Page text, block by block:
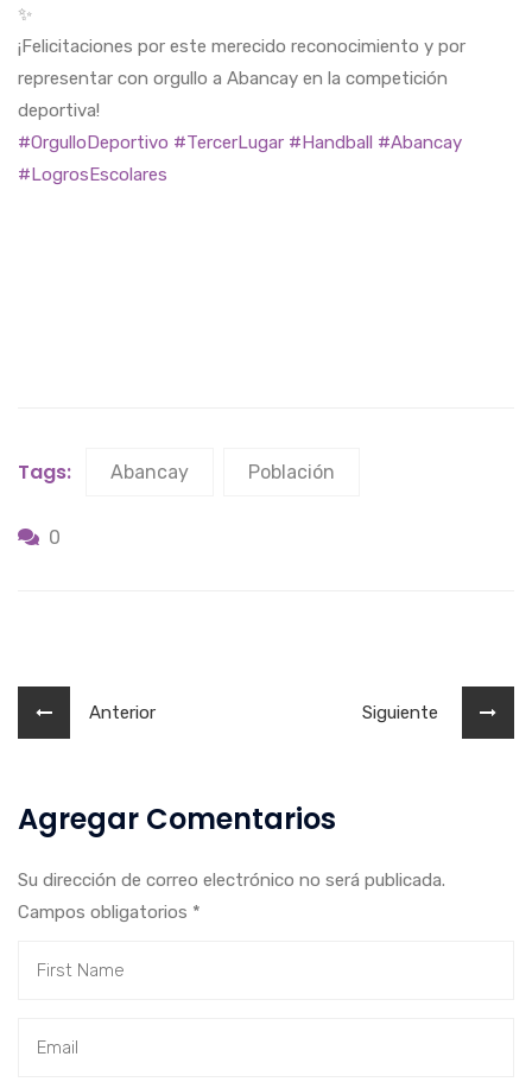
¡Felicitaciones por este merecido reconocimiento y por
representar con orgullo a Abancay en la competición
deportiva!
#OrgulloDeportivo #TercerLugar #Handball #Abancay
#LogrosEscolares
Tags: Abancay Población
0
Anterior Siguiente
Agregar Comentarios
Su dirección de correo electrónico no será publicada.
Campos obligatorios *